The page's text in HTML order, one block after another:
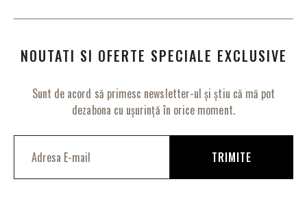
NOUTATI SI OFERTE SPECIALE EXCLUSIVE
Sunt de acord să primesc newsletter-ul și știu că mă pot
dezabona cu ușurință în orice moment.
c
TRIMITE